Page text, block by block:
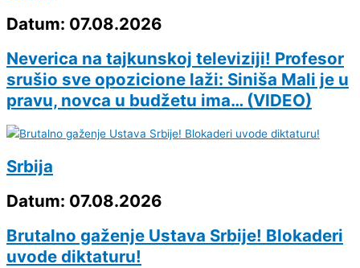
Datum: 07.08.2026
Neverica na tajkunskoj televiziji! Profesor
srušio sve opozicione laži: Siniša Mali je u
pravu, novca u budžetu ima… (VIDEO)
Srbija
Datum: 07.08.2026
Brutalno gaženje Ustava Srbije! Blokaderi
uvode diktaturu!